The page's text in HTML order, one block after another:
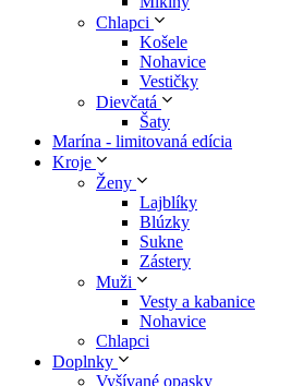
Chlapci
Košele
Nohavice
Vestičky
Dievčatá
Šaty
Marína - limitovaná edícia
Kroje
Ženy
Lajblíky
Blúzky
Sukne
Zástery
Muži
Vesty a kabanice
Nohavice
Chlapci
Doplnky
Vyšívané opasky